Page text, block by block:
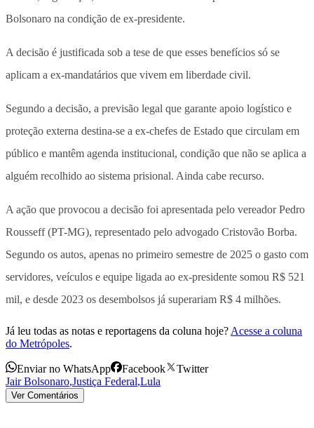
Bolsonaro na condição de ex-presidente.
A decisão é justificada sob a tese de que esses benefícios só se
aplicam a ex-mandatários que vivem em liberdade civil.
Segundo a decisão, a previsão legal que garante apoio logístico e
proteção externa destina-se a ex-chefes de Estado que circulam em
público e mantêm agenda institucional, condição que não se aplica a
alguém recolhido ao sistema prisional. Ainda cabe recurso.
A ação que provocou a decisão foi apresentada pelo vereador Pedro
Rousseff (PT-MG), representado pelo advogado Cristovão Borba.
Segundo os autos, apenas no primeiro semestre de 2025 o gasto com
servidores, veículos e equipe ligada ao ex-presidente somou R$ 521
mil, e desde 2023 os desembolsos já superariam R$ 4 milhões.
Já leu todas as notas e reportagens da coluna hoje? Acesse a coluna
do Metrópoles.
Enviar no WhatsApp Facebook
Twitter
Jair Bolsonaro,Justiça Federal,Lula
Ver Comentários